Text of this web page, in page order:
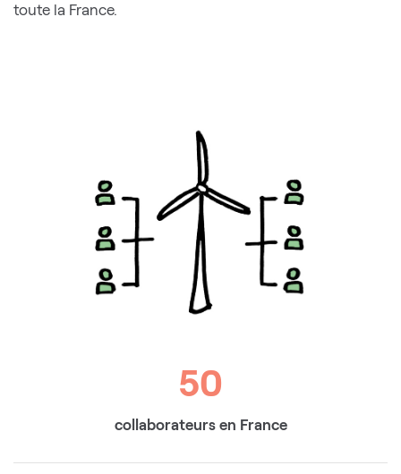
toute la France.
50
collaborateurs en France